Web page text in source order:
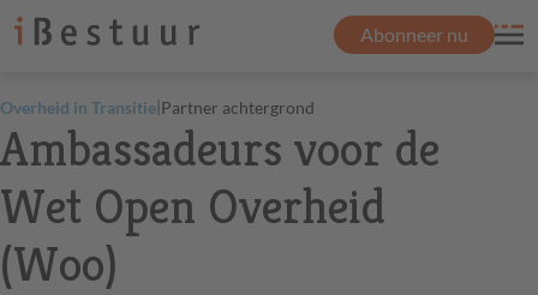
Abonneer nu
Overheid in Transitie|Partner achtergrond
Ambassadeurs voor de
Wet Open Overheid
(Woo)